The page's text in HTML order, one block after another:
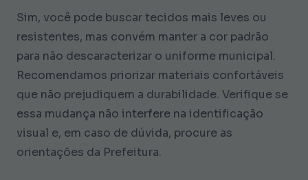
Sim, você pode buscar tecidos mais leves ou
resistentes, mas convém manter a cor padrão
para não descaracterizar o uniforme municipal.
Recomendamos priorizar materiais confortáveis
que não prejudiquem a durabilidade. Verifique se
essa mudança não interfere na identificação
visual e, em caso de dúvida, procure as
orientações da Prefeitura.